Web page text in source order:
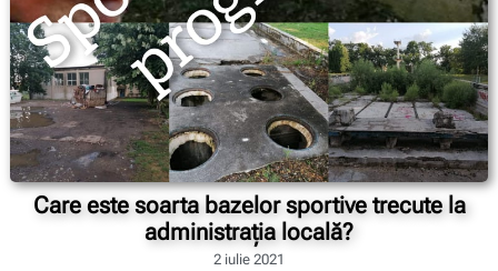
Care este soarta bazelor sportive trecute la
administrația locală?
2 iulie 2021